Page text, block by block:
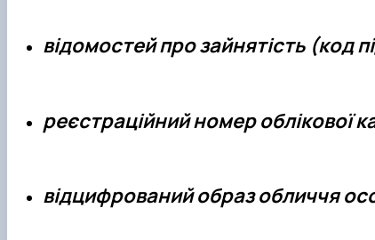
відомостей про зайнятість (код
реєстраційний номер облікової
відцифрований образ обличчя